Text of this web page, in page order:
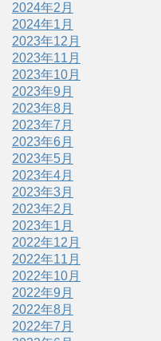
2024年2月
2024年1月
2023年12月
2023年11月
2023年10月
2023年9月
2023年8月
2023年7月
2023年6月
2023年5月
2023年4月
2023年3月
2023年2月
2023年1月
2022年12月
2022年11月
2022年10月
2022年9月
2022年8月
2022年7月